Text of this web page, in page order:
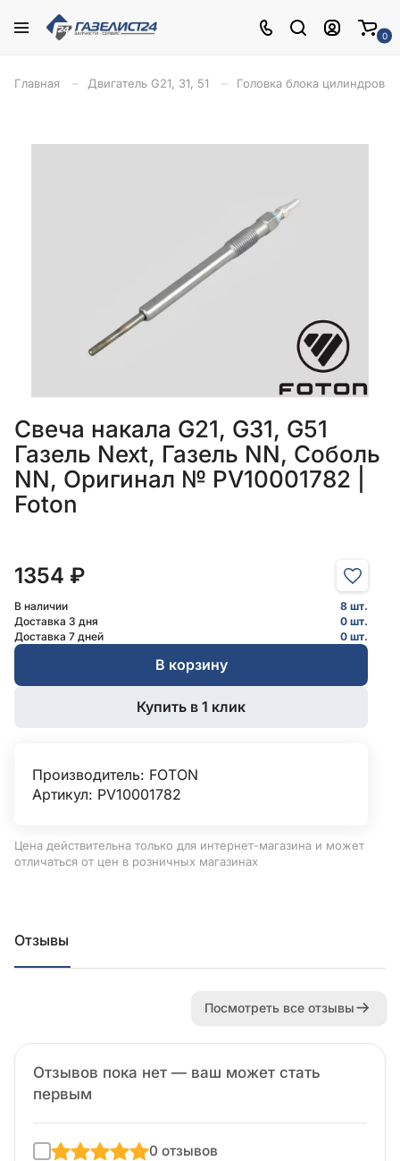
0
Главная Двигатель G21, 31, 51 Головка блока цилиндров,
Свеча накала G21, G31, G51
Газель Next, Газель NN, Соболь
NN, Оригинал № PV10001782 |
Foton
1354 ₽
В наличии
8 шт.
Доставка 3 дня
0 шт.
Доставка 7 дней
0 шт.
В корзину
Купить в 1 клик
Производитель: FOTON
Артикул: PV10001782
Цена действительна только для интернет-магазина и может
отличаться от цен в розничных магазинах
Отзывы
Посмотреть все отзывы
Отзывов пока нет — ваш может стать
первым
0 отзывов